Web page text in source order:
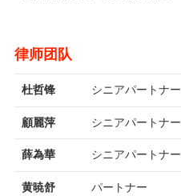
律师团队
杜哲锋 シニアパートナー
顧麗萍 シニアパートナー
薛為華 シニアパートナー
黄暁舒 パートナー